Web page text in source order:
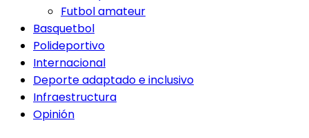
Futbol amateur
Basquetbol
Polideportivo
Internacional
Deporte adaptado e inclusivo
Infraestructura
Opinión